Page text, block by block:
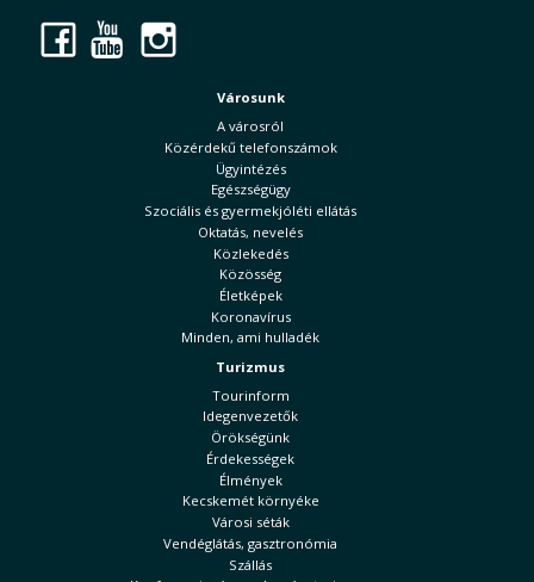
Facebook
YouTube
Városunk
A városról
Közérdekű telefonszámok
Ügyintézés
Egészségügy
Szociális és gyermekjóléti ellátás
Oktatás, nevelés
Közlekedés
Közösség
Életképek
Koronavírus
Minden, ami hulladék
Turizmus
Tourinform
Idegenvezetők
Örökségünk
Érdekességek
Élmények
Kecskemét környéke
Városi séták
Vendéglátás, gasztronómia
Szállás